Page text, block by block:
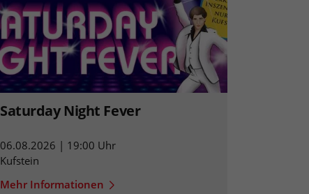
Saturday Night Fever
06.08.2026 | 19:00 Uhr
Kufstein
Mehr Informationen